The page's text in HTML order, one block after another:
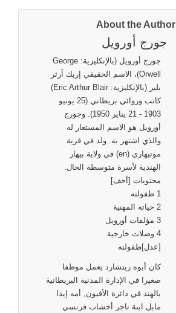
About the Author
جورج أورويل
جورج أورويل (بالإنكليزية: George
Orwell)، الاسم الحقيقي إريك آرثر
بلير (بالإنكليزية: Eric Arthur Blair)
كاتب وروائي بريطاني (25 يونيو
1903 - 21 يناير 1950). وجورج
أورويل هو الاسم المستعار له
والذي اشتهر به. ولد في قرية
موتيهاري (en) في ولاية بيهار
الهندية لأسرة متوسطة الحال.
محتويات [أخف]
1 طفولته
2 حياته المهنية
3 مؤلفات أورويل
4 وصلات خارجية
[عدل]طفولته
كان أبوه ريتشارد يعمل موظفا
صغيرا في الإدارة المدنية البريطانية
بالهند في دائرة الأفيون, أمه إيدا
مابل ابنة تاجر أخشاب فرنسي